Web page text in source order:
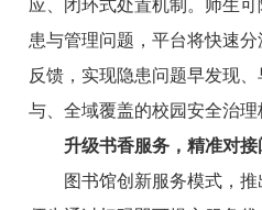
应、闭环式处置机制。师生
患与管理问题，平台将快速
反馈，实现隐患问题早发现
与、全域覆盖的校园安全治理
升级书香服务，精准对
图书馆创新服务模式，推